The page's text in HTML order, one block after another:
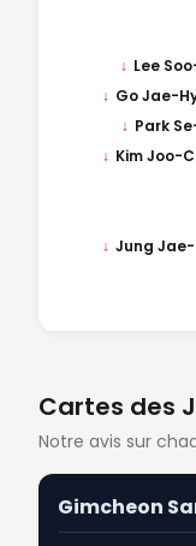
↓ Lee
↓ Go Jae-
↓ Park
↓ Kim Joo-
↓ Jung Jae-
Cartes des
Notre avis sur
Gimcheon